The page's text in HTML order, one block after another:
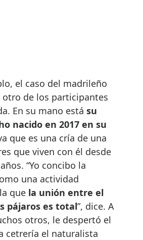
el caso del madrileño
otro de los participantes
En su mano está su
nacido en 2017 en su
que es una cría de una
que viven con él desde
“Yo concibo la
una actividad
que la unión entre el
pájaros es total”, dice. A
otros, le despertó el
cetrería el naturalista